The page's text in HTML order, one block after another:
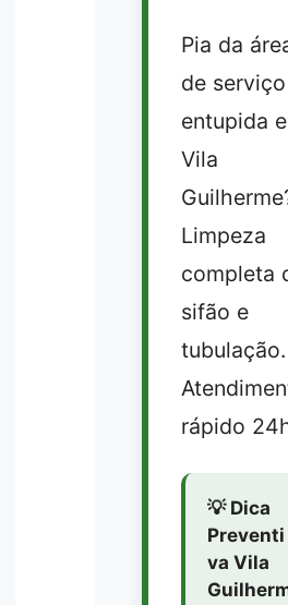
Pia da
de serviço
entupida
Vila
Limpeza
completa
sifão e
tubulação.
rápido
💡 Dica
Preventi
va Vila